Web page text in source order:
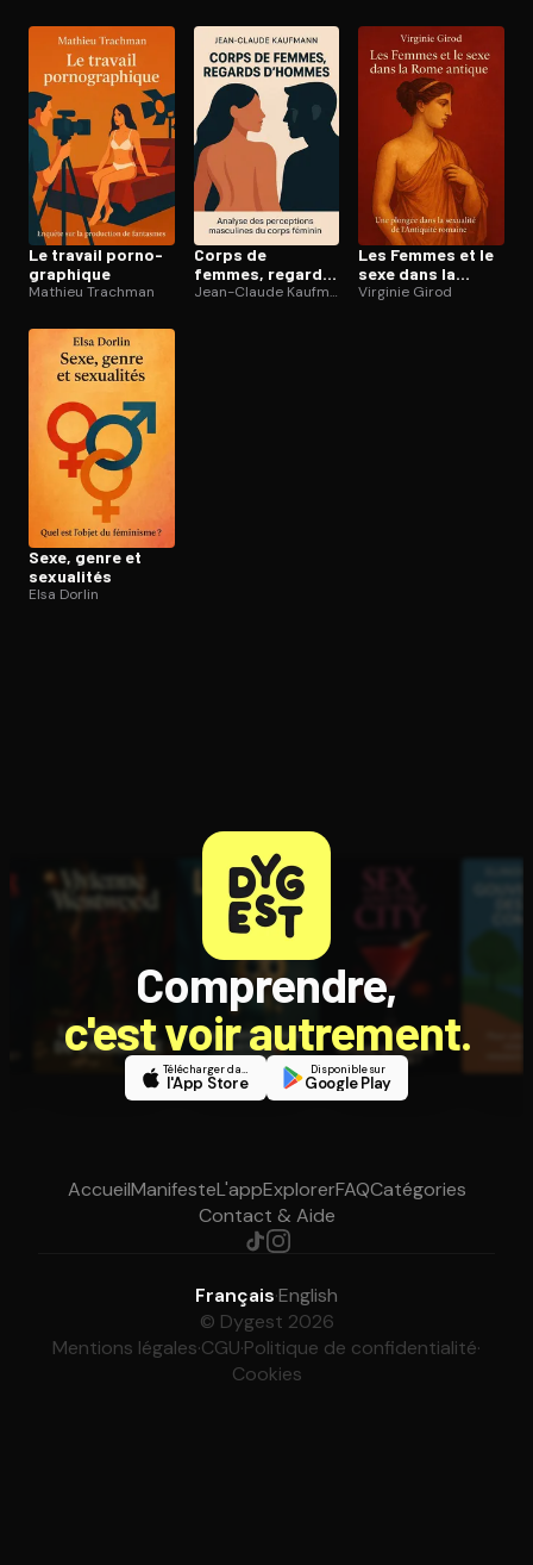
Le travail por­no­
gra­phique
Mathieu Trachman
Corps de
femmes, regards
d'hommes
Jean-Claude Kaufmann
Les Femmes et le
sexe dans la
Rome antique
Virginie Girod
Sexe, genre et
sexualités
Elsa Dorlin
Comprendre,
c'est voir autrement.
Télécharger dans
l'App Store
Disponible sur
Google Play
AccueilManifesteL'appExplorerFAQCatégories
Contact & Aide
Français·English
© Dygest 2026
Mentions légales·CGU·Politique de confidentialité·
Cookies